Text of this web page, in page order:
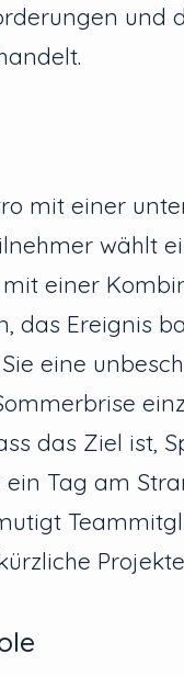
und
mit einer
wählt
einer
das Ereignis
eine
das Ziel ist,
Tag am